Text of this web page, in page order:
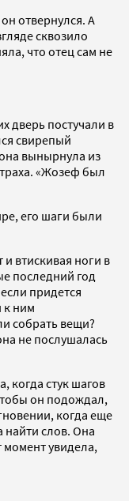
отвернулся. А
сквозило
что отец сам не
дверь постучали в
свирепый
вынырнула из
«Жозеф был
его шаги были
втискивая ноги в
последний год
придется
к ним
собрать вещи?
не послушалась
когда стук шагов
он подождал,
когда еще
найти слов. Она
момент увидела,